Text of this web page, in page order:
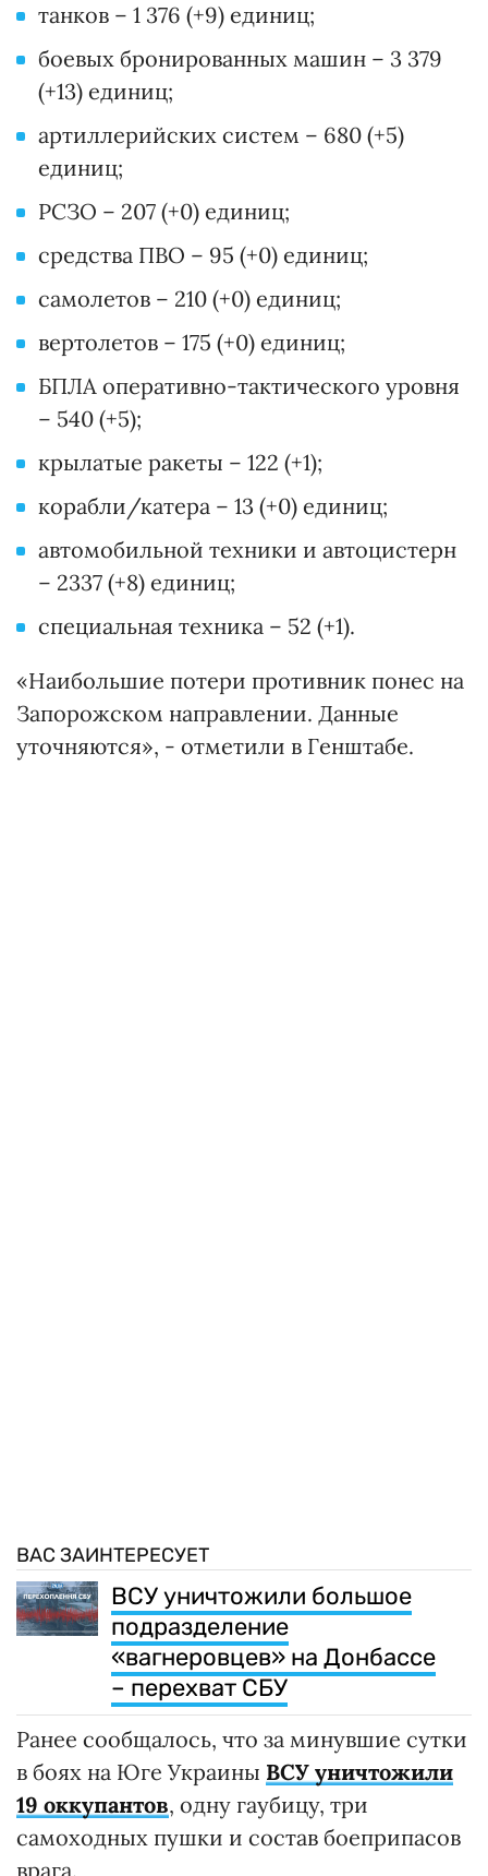
танков – 1 376 (+9) единиц;
боевых бронированных машин – 3 379
(+13) единиц;
артиллерийских систем – 680 (+5)
единиц;
РСЗО – 207 (+0) единиц;
средства ПВО – 95 (+0) единиц;
самолетов – 210 (+0) единиц;
вертолетов – 175 (+0) единиц;
БПЛА оперативно-тактического уровня
– 540 (+5);
крылатые ракеты – 122 (+1);
корабли/катера – 13 (+0) единиц;
автомобильной техники и автоцистерн
– 2337 (+8) единиц;
специальная техника – 52 (+1).
«Наибольшие потери противник понес на
Запорожском направлении. Данные
уточняются», - отметили в Генштабе.
ВАС ЗАИНТЕРЕСУЕТ
ВСУ уничтожили большое
подразделение
«вагнеровцев» на Донбассе
– перехват СБУ
Ранее сообщалось, что за минувшие сутки
в боях на Юге Украины ВСУ уничтожили
19 оккупантов, одну гаубицу, три
самоходных пушки и состав боеприпасов
врага.